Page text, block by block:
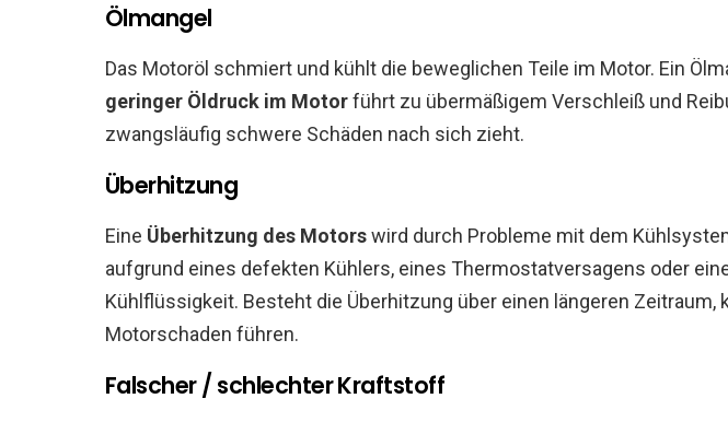
Ölmangel
Das Motoröl schmiert und kühlt die beweglichen Teile im Motor. Ein
geringer Öldruck im Motorführt zu übermäßigem Verschleiß und
zwangsläufig schwere Schäden nach sich zieht.
Überhitzung
Eine Überhitzung des Motorswird durch Probleme mit dem
aufgrund eines defekten Kühlers, eines Thermostatversagens oder
Kühlflüssigkeit. Besteht die Überhitzung über einen längeren Zeitraum,
Motorschaden führen.
Falscher / schlechter Kraftstoff